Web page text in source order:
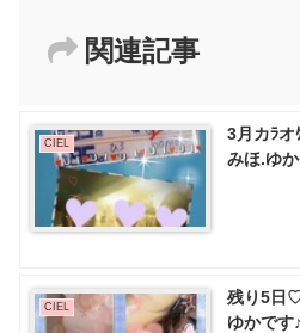
関連記事
CIEL
3月カﾗ
みほ.ゆ
CIEL
残り5日
ゆかです♪